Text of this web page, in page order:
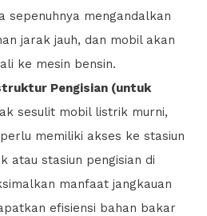
sepenuhnya mengandalkan
jarak jauh, dan mobil akan
ke mesin bensin.
Pengisian (untuk
sesulit mobil listrik murni,
memiliki akses ke stasiun
atau stasiun pengisian di
manfaat jangkauan
efisiensi bahan bakar